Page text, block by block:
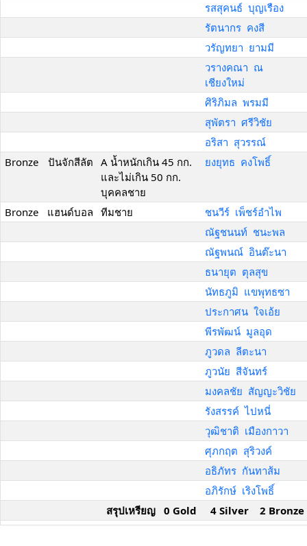
รสสุคนธ์ บุญเรือง
รัตนากร คงสี
วรัญทยา ยามมี
วรางคณา ณ
เชียงใหม่
ศิริภิมล พรมมี
สุพัตรา ศรีวิชัย
อริสา สุวรรณ์
Bronze
ปันจักสีลัต A น้ำหนักเกิน 45 กก.
และไม่เกิน 50 กก.
บุคคลชาย
ยงยุทธ คงโพธิ์
Bronze แฮนด์บอล ทีมชาย
ชนวีร์ เพ็ชร์อำไพ
ณัฐชนนท์ ชนะพล
ณัฐพนณ์ อินต๊ะนา
ธนายุต ตุลสุข
นัทธภูมิ แขพุทธซา
ประกาศน ใจเอ้ย
พีรพัฒน์ มูลอุด
ภูวดล ลีตะนา
ภูวนัย สีจันทร์
มงคลชัย สัญญะวิชัย
รังสรรค์ ไปหนี่
วุฒิชาติ เมืองกาวา
ศุภกฤต สุริวงค์
อธิภัทร กันทาส้ม
อภิรักษ์ เริงโพธิ์
สรุปเหรียญ 0 Gold 4 Silver 2 Bronze